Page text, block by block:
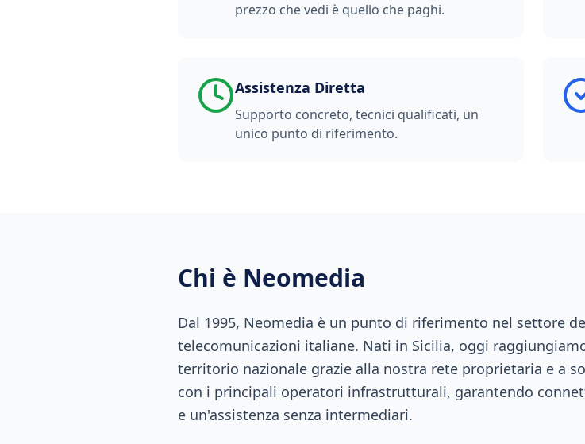
prezzo che vedi è quello che paghi.
Assistenza Diretta
Supporto concreto, tecnici qualificati, un
unico punto di riferimento.
Chi è Neomedia
Dal 1995, Neomedia è un punto di riferimento nel settore
telecomunicazioni italiane. Nati in Sicilia, oggi
territorio nazionale grazie alla nostra rete proprietaria e a
con i principali operatori infrastrutturali, garantendo
e un'assistenza senza intermediari.